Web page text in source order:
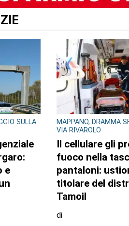
DI QUESTO AUTORE
SULLA
e
MAPPANO, DRAMMA
VIA RIVAROLO
Il cellulare gli
fuoco nella
pantaloni:
titolare del
Tamoil